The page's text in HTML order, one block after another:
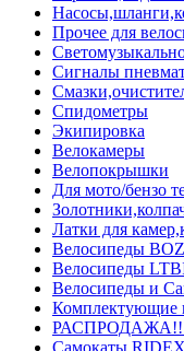
Прочее для
Сигналы
Спидометры
Экипировка
Велокамеры
Велопокрышки
Для мото/бензо
Латки для
Велосипеды
Велосипеды
Велосипеды и
Комплектующие
Самокаты RIDEX.